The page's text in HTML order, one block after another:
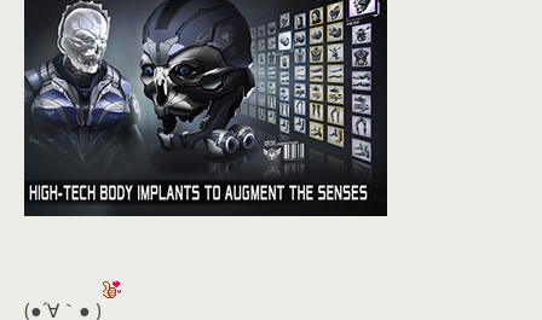
(●´∀｀● )